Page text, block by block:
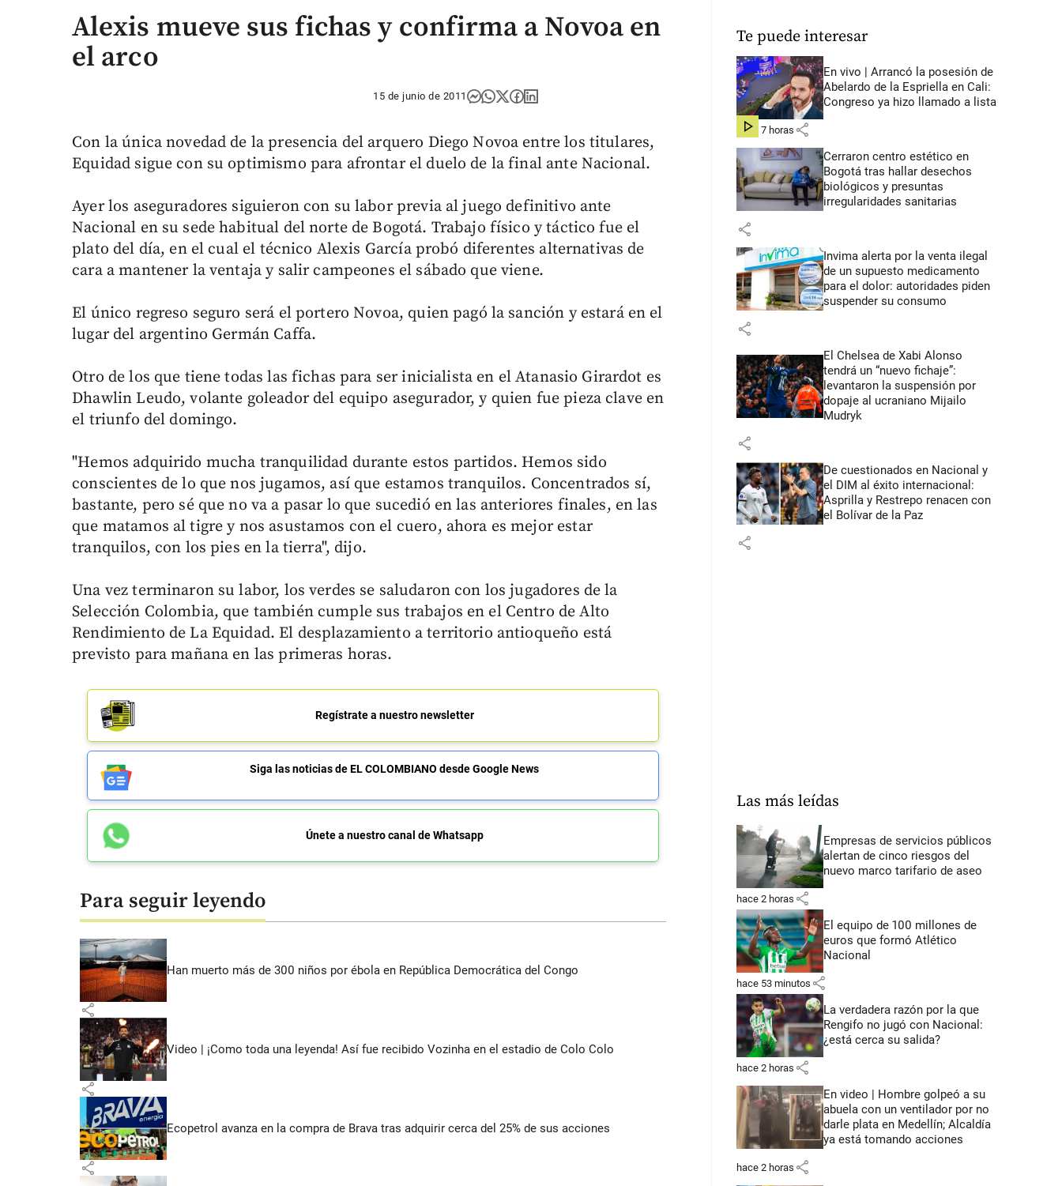
Alexis mueve sus fichas y confirma a Novoa en
el arco
15 de junio de 2011
Con la única novedad de la presencia del arquero Diego Novoa entre los titulares,
Equidad sigue con su optimismo para afrontar el duelo de la final ante Nacional.
Ayer los aseguradores siguieron con su labor previa al juego definitivo ante
Nacional en su sede habitual del norte de Bogotá. Trabajo físico y táctico fue el
plato del día, en el cual el técnico Alexis García probó diferentes alternativas de
cara a mantener la ventaja y salir campeones el sábado que viene.
El único regreso seguro será el portero Novoa, quien pagó la sanción y estará en el
lugar del argentino Germán Caffa.
Otro de los que tiene todas las fichas para ser inicialista en el Atanasio Girardot es
Dhawlin Leudo, volante goleador del equipo asegurador, y quien fue pieza clave en
el triunfo del domingo.
"Hemos adquirido mucha tranquilidad durante estos partidos. Hemos sido
conscientes de lo que nos jugamos, así que estamos tranquilos. Concentrados sí,
bastante, pero sé que no va a pasar lo que sucedió en las anteriores finales, en las
que matamos al tigre y nos asustamos con el cuero, ahora es mejor estar
tranquilos, con los pies en la tierra", dijo.
Una vez terminaron su labor, los verdes se saludaron con los jugadores de la
Selección Colombia, que también cumple sus trabajos en el Centro de Alto
Rendimiento de La Equidad. El desplazamiento a territorio antioqueño está
previsto para mañana en las primeras horas.
Regístrate a nuestro newsletter
Siga las noticias de EL COLOMBIANO desde Google News
Únete a nuestro canal de Whatsapp
Para seguir leyendo
Han muerto más de 300 niños por ébola en República Democrática del Congo
share
Video | ¡Como toda una leyenda! Así fue recibido Vozinha en el estadio de Colo Colo
share
Ecopetrol avanza en la compra de Brava tras adquirir cerca del 25% de sus acciones
share
Te puede interesar
En vivo | Arrancó la posesión de
Abelardo de la Espriella en Cali:
Congreso ya hizo llamado a lista
hace 7 horas share
Cerraron centro estético en
Bogotá tras hallar desechos
biológicos y presuntas
irregularidades sanitarias
share
Invima alerta por la venta ilegal
de un supuesto medicamento
para el dolor: autoridades piden
suspender su consumo
share
El Chelsea de Xabi Alonso
tendrá un “nuevo fichaje”:
levantaron la suspensión por
dopaje al ucraniano Mijailo
Mudryk
share
De cuestionados en Nacional y
el DIM al éxito internacional:
Asprilla y Restrepo renacen con
el Bolívar de la Paz
share
Las más leídas
Empresas de servicios públicos
alertan de cinco riesgos del
nuevo marco tarifario de aseo
hace 2 horas share
El equipo de 100 millones de
euros que formó Atlético
Nacional
hace 53 minutos share
La verdadera razón por la que
Rengifo no jugó con Nacional:
¿está cerca su salida?
hace 2 horas share
En video | Hombre golpeó a su
abuela con un ventilador por no
darle plata en Medellín; Alcaldía
ya está tomando acciones
hace 2 horas share